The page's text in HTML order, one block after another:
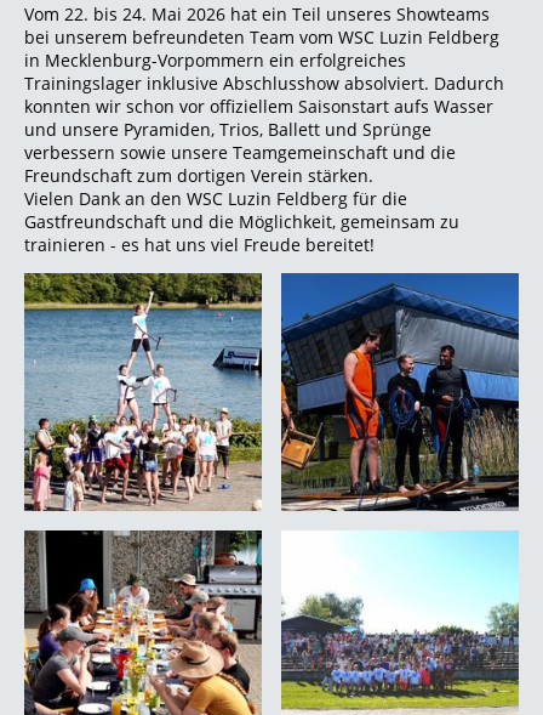
Vom 22. bis 24. Mai 2026 hat ein Teil unseres Showteams
bei unserem befreundeten Team vom WSC Luzin Feldberg
in Mecklenburg-Vorpommern ein erfolgreiches
Trainingslager inklusive Abschlusshow absolviert. Dadurch
konnten wir schon vor offiziellem Saisonstart aufs Wasser
und unsere Pyramiden, Trios, Ballett und Sprünge
verbessern sowie unsere Teamgemeinschaft und die
Freundschaft zum dortigen Verein stärken.
Vielen Dank an den WSC Luzin Feldberg für die
Gastfreundschaft und die Möglichkeit, gemeinsam zu
trainieren - es hat uns viel Freude bereitet!